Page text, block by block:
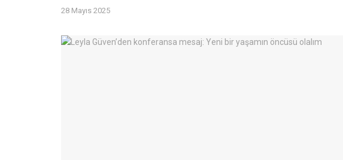
28 Mayıs 2025